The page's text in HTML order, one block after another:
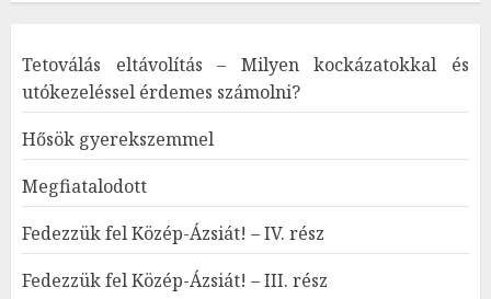
Tetoválás eltávolítás – Milyen kockázatokkal és
utókezeléssel érdemes számolni?
Hősök gyerekszemmel
Megfiatalodott
Fedezzük fel Közép-Ázsiát! – IV. rész
Fedezzük fel Közép-Ázsiát! – III. rész